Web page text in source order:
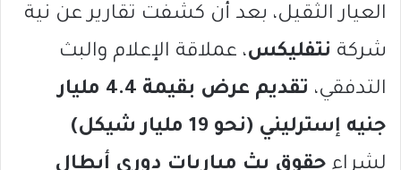
العيار الثقيل، بعد أن كشفت تقارير عن نية
شركة نتفليكس، عملاقة الإعلام والبث
التدفقي،
تقديم عرض بقيمة 4.4 مليار
جنيه إسترليني (نحو 19 مليار شيكل)